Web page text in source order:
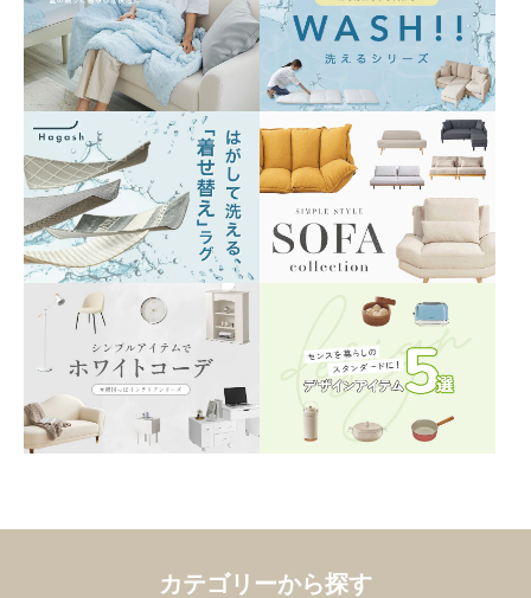
カテゴリーから探す